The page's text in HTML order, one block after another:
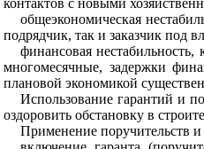
контактов с новыми
общеэкономическая
подрядчик, так и заказчик под
финансовая
многомесячные, задержки
плановой экономикой
Использование гарантий и
оздоровить обстановку в
Применение поручительств